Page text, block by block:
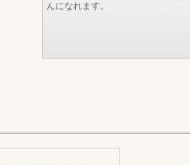
んになれます。